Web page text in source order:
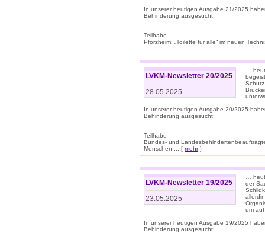
In unserer heutigen Ausgabe 21/2025
Behinderung ausgesucht:
Teilhabe
Pforzheim: „Toilette für alle“ im neuen
LVKM-Newsletter 20/2025
28.05.2025
…
In unserer heutigen Ausgabe 20/2025
Behinderung ausgesucht:
Teilhabe
Bundes- und
Menschen ... [ mehr]
LVKM-Newsletter 19/2025
23.05.2025
…
der
um
In unserer heutigen Ausgabe 19/2025
Behinderung ausgesucht: